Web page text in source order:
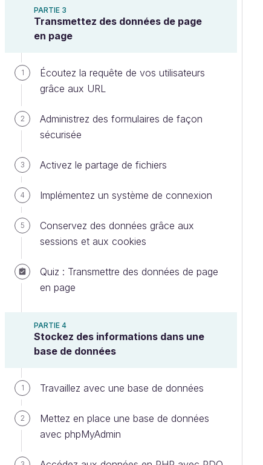
PARTIE 3
Transmettez des données de page
en page
1
Écoutez la requête de vos utilisateurs
grâce aux URL
2
Administrez des formulaires de façon
sécurisée
3 Activez le partage de fichiers
4 Implémentez un système de connexion
5
Conservez des données grâce aux
sessions et aux cookies
Quiz : Transmettre des données de page
en page
PARTIE 4
Stockez des informations dans une
base de données
1 Travaillez avec une base de données
2
Mettez en place une base de données
avec phpMyAdmin